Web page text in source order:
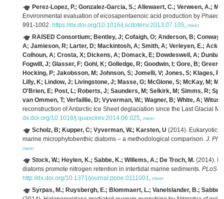
Perez-Lopez, P.; Gonzalez-Garcia, S.; Allewaert, C.; Verween, A.;
Environmental evaluation of eicosapentaenoic acid production by
991-1002. https://dx.doi.org/10.1016/j.scitotenv.2013.07.105, meer
RAISED Consortium; Bentley, J; Cofaigh, O; Anderson, B;
A; Jamieson, R; Larter, D; Mackintosh, A; Smith, A; Verleyen, E.;
Colhoun, A; Crosta, X; Dickens, A; Domack, E; Dowdeswell, A;
Fogwill, J; Glasser, F; Gohl, K; Golledge, R; Goodwin, I; Gore, B;
Hocking, P; Jakobsson, M; Johnson, S; Jomelli, V; Jones, S; Klages,
Lilly, K; Lindow, J; Livingstone, J; Masse, G; McGlone, S; McKay, M;
O'Brien, E; Post, L; Roberts, J; Saunders, M; Selkirk, M; Simms, R;
van Ommen, T; Verfaillie, D; Vyverman, W.; Wagner, B; White, A; Witus,
reconstruction of Antarctic Ice Sheet deglaciation since the Last Glacial
dx.doi.org/10.1016/j.quascirev.2014.06.025, meer
Scholz, B; Kupper, C; Vyverman, W.; Karsten, U (2014). Eukaryotic
marine microphytobenthic diatoms – a methodological comparison. J.
meer
Stock, W.; Heylen, K.; Sabbe, K.; Willems, A.; De Troch, M. (2014).
diatoms promote nitrogen retention in intertidal marine sediments. PLoS
http://dx.doi.org/10.1371/journal.pone.0111001, meer
Syrpas, M.; Ruysbergh, E.; Blommaert, L.; Vanelslander, B.;